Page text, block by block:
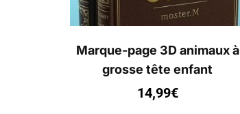
Marque-page 3D animaux à
grosse tête enfant
14,99€